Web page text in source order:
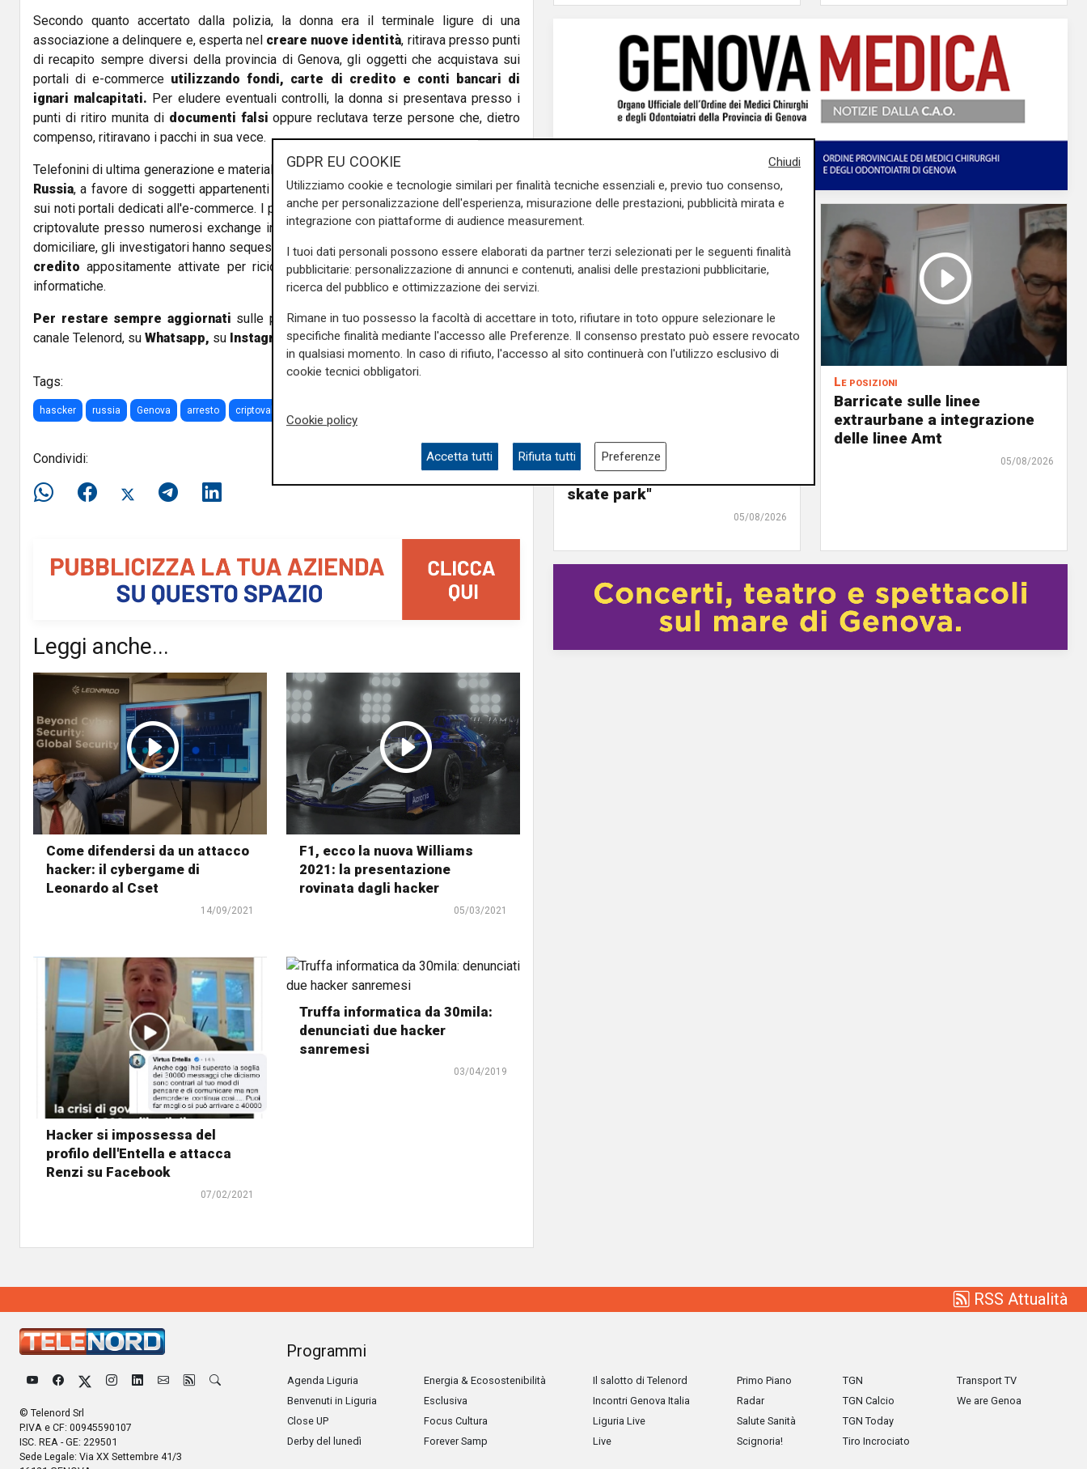
Secondo quanto accertato dalla polizia, la donna era il terminale ligure di una
associazione a delinquere e, esperta nel creare nuove identità, ritirava presso punti
di recapito sempre diversi della provincia di Genova, gli oggetti che acquistava sui
portali di e-commerce utilizzando fondi, carte di credito e conti bancari di
ignari malcapitati. Per eludere eventuali controlli, la donna si presentava presso i
punti di ritiro munita di documenti falsi oppure reclutava terze persone che, dietro
compenso, ritiravano i pacchi in sua vece.
Telefonini di ultima generazione e materiale elettronico di altissima qualità,
Russia, a favore di soggetti appartenenti all'organizzazione oppure messi in vendita
sui noti portali dedicati all'e-commerce. I proventi erano poi riciclati tramite acquisti di
criptovalute presso numerosi exchange internazionali. Nel corso della perquisizione
domiciliare, gli investigatori hanno sequestrato numerosipos e centinaia di carte di
credito appositamente attivate per riciclare i proventi derivanti da truffe e frodi
informatiche.
Per restare sempre aggiornati sulle principali notizie sulla Liguria seguiteci sul
canale Telenord, su Whatsapp, su Instagram,suYoutubee suFacebook.
Tags:
hascker russia Genova arresto criptovalute
Condividi:
Leggi anche...
Come difendersi da un attacco
hacker: il cybergame di
Leonardo al Cset
14/09/2021
F1, ecco la nuova Williams
2021: la presentazione
rovinata dagli hacker
05/03/2021
Hacker si impossessa del
profilo dell'Entella e attacca
Renzi su Facebook
07/02/2021
Truffa informatica da 30mila:
denunciati due hacker
sanremesi
03/04/2019
posto di Mondobimbo 2. La
pizzeria verrà abbattuta,
ampia area si affaccerà su
skate park"
05/08/2026
Le posizioni
Barricate sulle linee
extraurbane a integrazione
delle linee Amt
05/08/2026
RSS Attualità
© Telenord Srl
P.IVA e CF: 00945590107
ISC. REA - GE: 229501
Sede Legale: Via XX Settembre 41/3
Programmi
Agenda Liguria
Benvenuti in Liguria
Close UP
Derby del lunedì
Energia & Ecosostenibilità
Esclusiva
Focus Cultura
Forever Samp
Il salotto di Telenord
Incontri Genova Italia
Liguria Live
Live
Primo Piano
Radar
Salute Sanità
Scignoria!
TGN
TGN Calcio
TGN Today
Tiro Incrociato
Transport TV
We are Genoa
Chiudi
GDPR EU COOKIE
Utilizziamo cookie e tecnologie similari per finalità tecniche essenziali e, previo tuo consenso,
anche per personalizzazione dell'esperienza, misurazione delle prestazioni, pubblicità mirata e
integrazione con piattaforme di audience measurement.
I tuoi dati personali possono essere elaborati da partner terzi selezionati per le seguenti finalità
pubblicitarie: personalizzazione di annunci e contenuti, analisi delle prestazioni pubblicitarie,
ricerca del pubblico e ottimizzazione dei servizi.
Rimane in tuo possesso la facoltà di accettare in toto, rifiutare in toto oppure selezionare le
specifiche finalità mediante l'accesso alle Preferenze. Il consenso prestato può essere revocato
in qualsiasi momento. In caso di rifiuto, l'accesso al sito continuerà con l'utilizzo esclusivo di
cookie tecnici obbligatori.
Cookie policy
Accetta tutti Rifiuta tutti Preferenze